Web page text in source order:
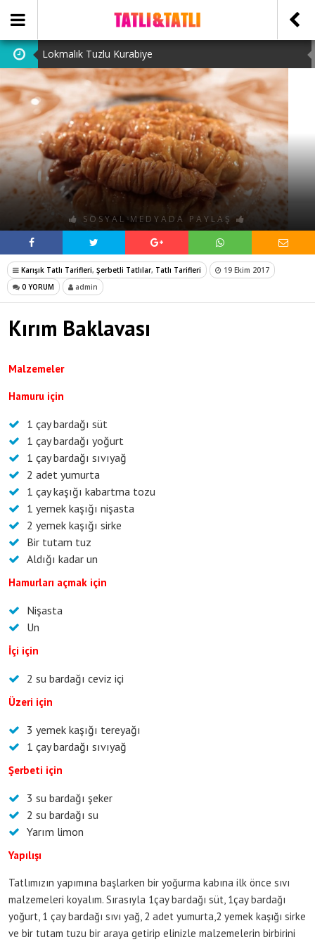
Lokmalık Tuzlu Kurabiye
Tam Ölçülü Un Helvası
Suffle
Cevizli Bulut Kek
Ataşehir Escort Bayanlarını: atasehirescortlari.com ‘da
bulabilirsiniz.
SOSYAL MEDYADA PAYLAŞ
Karışık Tatlı Tarifleri, Şerbetli Tatlılar, Tatlı Tarifleri
19 Ekim 2017
0 YORUM
admin
Kırım Baklavası
Malzemeler
Hamuru için
1 çay bardağı süt
1 çay bardağı yoğurt
1 çay bardağı sıvıyağ
2 adet yumurta
1 çay kaşığı kabartma tozu
1 yemek kaşığı nişasta
2 yemek kaşığı sirke
Bir tutam tuz
Aldığı kadar un
Hamurları açmak için
Nişasta
Un
İçi için
2 su bardağı ceviz içi
Üzeri için
3 yemek kaşığı tereyağı
1 çay bardağı sıvıyağ
Şerbeti için
3 su bardağı şeker
2 su bardağı su
Yarım limon
Yapılışı
Tatlımızın yapımına başlarken bir yoğurma kabına ilk önce sıvı
malzemeleri koyalım. Sırasıyla 1çay bardağı süt, 1çay bardağı
yoğurt, 1 çay bardağı sıvı yağ, 2 adet yumurta,2 yemek kaşığı sirke
ve bir tutam tuzu bir araya getirip elinizle malzemelerin birbirini